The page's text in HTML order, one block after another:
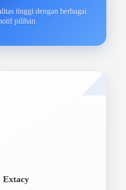
tinggi dengan berbagai
pilihan
Extacy